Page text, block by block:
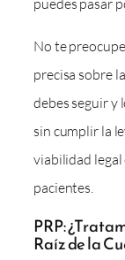
No te
precisa sobre
debes seguir y
sin cumplir la
viabilidad legal
pacientes.
PRP:
Raíz de la